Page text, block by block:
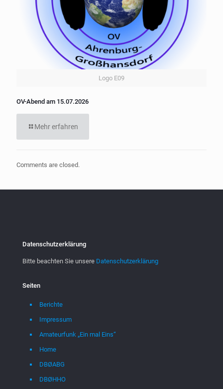
Logo E09
OV-Abend am 15.07.2026
Mehr erfahren
Comments are closed.
Datenschutzerklärung
Bitte beachten Sie unsere Datenschutzerklärung
Seiten
Berichte
Impressum
Amateurfunk „Ein mal Eins“
Home
DBØABG
DBØHHO